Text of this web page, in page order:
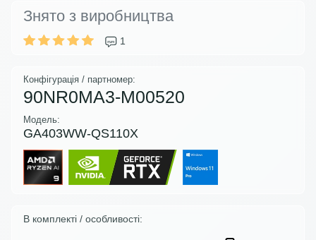
Знято з виробництва
1
Конфігурація / партномер:
90NR0MA3-M00520
Модель:
GA403WW-QS110X
В комплекті / особливості: